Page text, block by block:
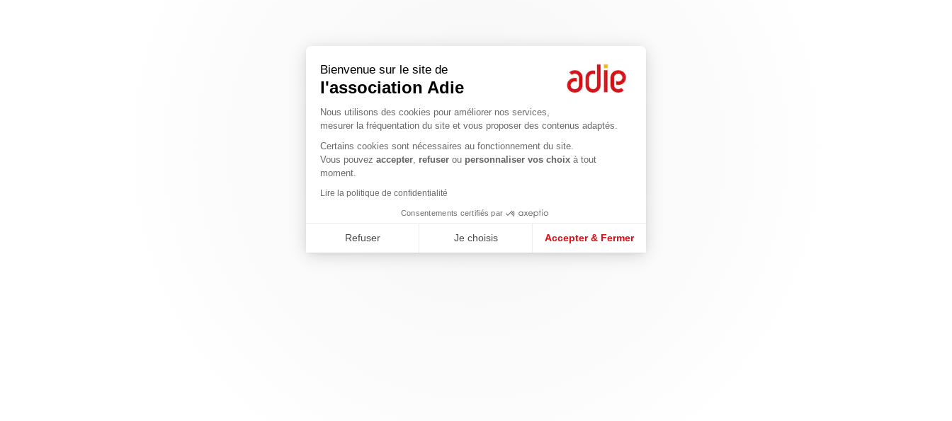
Bienvenue sur le site de
l'association Adie
Nous utilisons des cookies pour améliorer nos services,
mesurer la fréquentation du site et vous proposer des contenus adaptés.
Certains cookies sont nécessaires au fonctionnement du site.
Vous pouvez accepter, refuser ou personnaliser vos choix à tout
moment.
Lire la politique de confidentialité
Consentements certifiés par
Refuser Je choisis Accepter & Fermer
Axeptio consent